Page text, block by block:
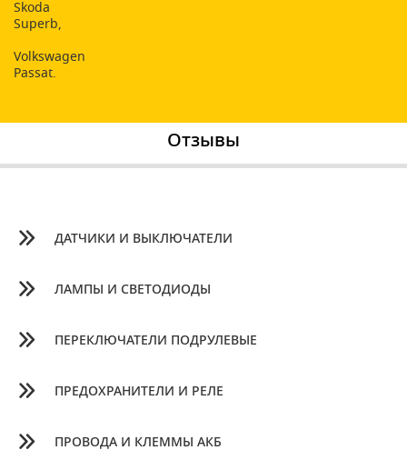
Skoda
Superb,
Volkswagen
Passat.
Отзывы
ДАТЧИКИ И ВЫКЛЮЧАТЕЛИ
ЛАМПЫ И СВЕТОДИОДЫ
ПЕРЕКЛЮЧАТЕЛИ ПОДРУЛЕВЫЕ
ПРЕДОХРАНИТЕЛИ И РЕЛЕ
ПРОВОДА И КЛЕММЫ АКБ